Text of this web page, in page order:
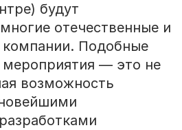
будут
отечественные и
Подобные
— это не
возможность